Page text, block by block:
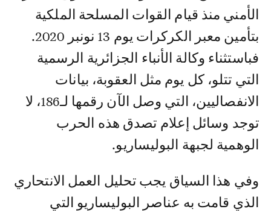
الأمني منذ قيام القوات المسلحة الملكية
بتأمين معبر الكركرات يوم 13 نونبر 2020.
فباستثناء وكالة الأنباء الجزائرية الرسمية
التي تتلو، كل يوم مثل العقوبة، بيانات
الانفصاليين، التي وصل الآن رقمها لـ186، لا
توجد وسائل إعلام تصدق هذه الحرب
الوهمية لجبهة البوليساريو.
وفي هذا السياق يجب تحليل العمل الانتحاري
الذي قامت به عناصر البوليساريو التي